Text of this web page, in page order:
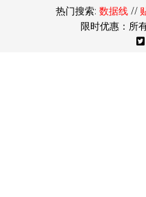
热门搜索: 数据线 //
限时优惠：所